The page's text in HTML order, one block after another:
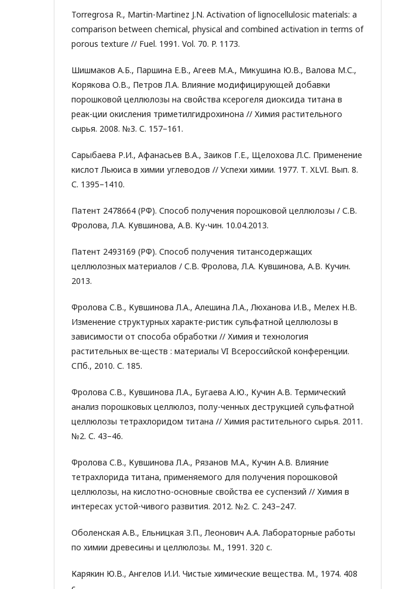
Torregrosa R., Martin-Martinez J.N. Activation of lignocellulosic materials: a
comparison between chemical, physical and combined activation in terms of
porous texture // Fuel. 1991. Vol. 70. P. 1173.
Шишмаков А.Б., Паршина Е.В., Агеев М.А., Микушина Ю.В., Валова М.С.,
Корякова О.В., Петров Л.А. Влияние модифицирующей добавки
порошковой целлюлозы на свойства ксерогеля диоксида титана в
реак-ции окисления триметилгидрохинона // Химия растительного
сырья. 2008. №3. С. 157–161.
Сарыбаева Р.И., Афанасьев В.А., Заиков Г.Е., Щелохова Л.С. Применение
кислот Льюиса в химии углеводов // Успехи химии. 1977. Т. XLVI. Вып. 8.
С. 1395–1410.
Патент 2478664 (РФ). Способ получения порошковой целлюлозы / С.В.
Фролова, Л.А. Кувшинова, А.В. Ку-чин. 10.04.2013.
Патент 2493169 (РФ). Способ получения титансодержащих
целлюлозных материалов / С.В. Фролова, Л.А. Кувшинова, А.В. Кучин.
2013.
Фролова С.В., Кувшинова Л.А., Алешина Л.А., Люханова И.В., Мелех Н.В.
Изменение структурных характе-ристик сульфатной целлюлозы в
зависимости от способа обработки // Химия и технология
растительных ве-ществ : материалы VI Всероссийской конференции.
СПб., 2010. С. 185.
Фролова С.В., Кувшинова Л.А., Бугаева А.Ю., Кучин А.В. Термический
анализ порошковых целлюлоз, полу-ченных деструкцией сульфатной
целлюлозы тетрахлоридом титана // Химия растительного сырья. 2011.
№2. С. 43–46.
Фролова С.В., Кувшинова Л.А., Рязанов М.А., Кучин А.В. Влияние
тетрахлорида титана, применяемого для получения порошковой
целлюлозы, на кислотно-основные свойства ее суспензий // Химия в
интересах устой-чивого развития. 2012. №2. С. 243–247.
Оболенская А.В., Ельницкая З.П., Леонович А.А. Лабораторные работы
по химии древесины и целлюлозы. М., 1991. 320 с.
Карякин Ю.В., Ангелов И.И. Чистые химические вещества. М., 1974. 408